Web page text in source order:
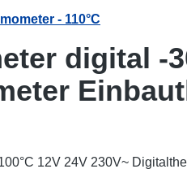
- 110°C
digital -